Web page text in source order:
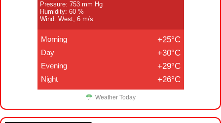
Pressure: 753 mm Hg
Humidity: 60 %
Wind: West, 6 m/s
Morning +25°C
Day +30°C
Evening +29°C
Night +26°C
Weather Today